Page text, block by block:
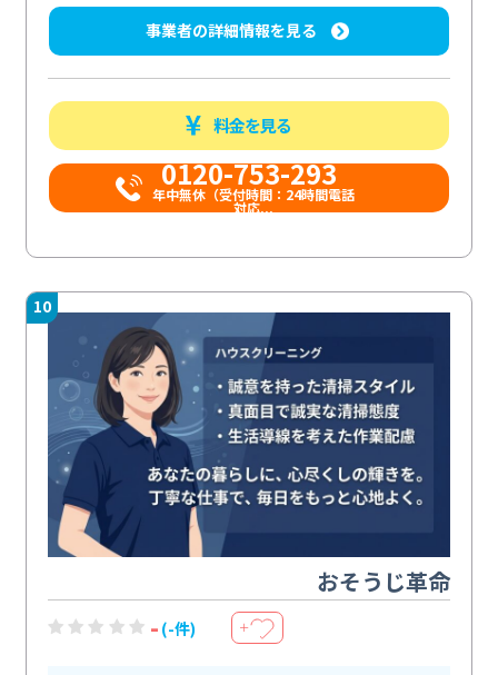
事業者の詳細情報を見る
料金を見る
0120-753-293
年中無休（受付時間：24時間電話
対応...
10
おそうじ革命
- (-件) ＋